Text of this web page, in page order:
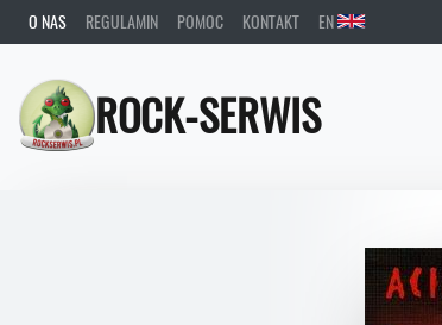
O NAS REGULAMIN POMOC KONTAKT EN
ROCK-SERWIS